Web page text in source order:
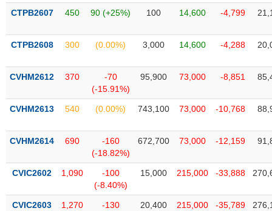
CTPB2607 450 90 (+25%) 100 14,600 -4,799
CTPB2608 300 (0.00%) 3,000 14,600 -4,288
CVHM2612 370
-70
(-15.91%)
95,900 73,000 -8,851
CVHM2613 540 (0.00%) 743,100 73,000 -10,768
CVHM2614 690
-160
(-18.82%)
672,700 73,000 -12,159
CVIC2602 1,090
-100
(-8.40%)
15,000 215,000 -33,888
CVIC2603 1,270
-130
20,400 215,000 -35,789
CÔNG
THÔNG
DỊCH
TRUYỀN